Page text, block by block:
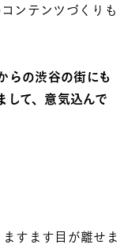
ンテンツづくりも
らの渋谷の街にも
して、意気込んで
すます目が離せま